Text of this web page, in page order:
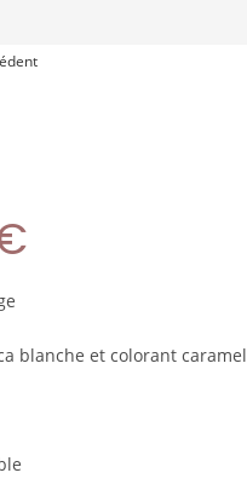
blanche et colorant caramel